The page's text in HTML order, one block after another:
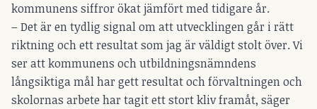
kommunens siffror ökat jämfört med tidigare år.
– Det är en tydlig signal om att utvecklingen går i rätt
riktning och ett resultat som jag är väldigt stolt över. Vi
ser att kommunens och utbildningsnämndens
långsiktiga mål har gett resultat och förvaltningen och
skolornas arbete har tagit ett stort kliv framåt, säger